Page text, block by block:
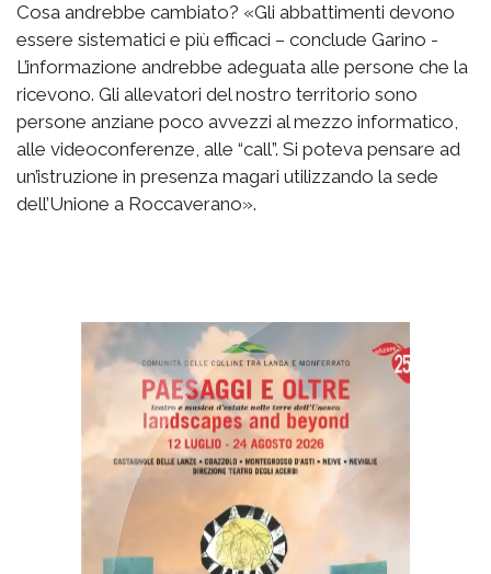
Cosa andrebbe cambiato? «Gli abbattimenti devono
essere sistematici e più efficaci – conclude Garino -
L’informazione andrebbe adeguata alle persone che la
ricevono. Gli allevatori del nostro territorio sono
persone anziane poco avvezzi al mezzo informatico,
alle videoconferenze, alle “call”. Si poteva pensare ad
un’istruzione in presenza magari utilizzando la sede
dell’Unione a Roccaverano».